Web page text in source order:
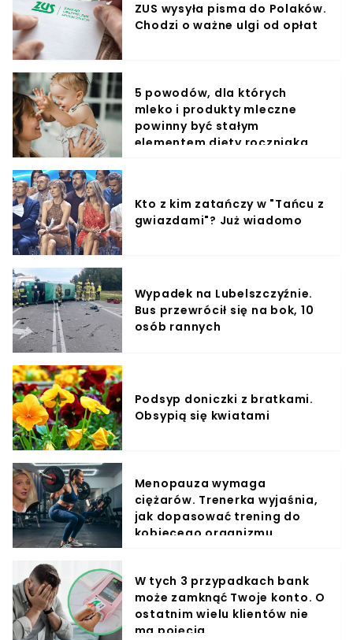
ZUS wysyła pisma do Polaków.
Chodzi o ważne ulgi od opłat
5 powodów, dla których
mleko i produkty mleczne
powinny być stałym
elementem diety roczniaka
Kto z kim zatańczy w "Tańcu z
gwiazdami"? Już wiadomo
Wypadek na Lubelszczyźnie.
Bus przewrócił się na bok, 10
osób rannych
Podsyp doniczki z bratkami.
Obsypią się kwiatami
Menopauza wymaga
ciężarów. Trenerka wyjaśnia,
jak dopasować trening do
kobiecego organizmu
W tych 3 przypadkach bank
może zamknąć Twoje konto. O
ostatnim wielu klientów nie
ma pojęcia